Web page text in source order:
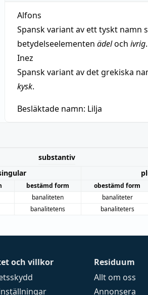
Alfons
Spansk variant av ett tyskt namn
betydelseelementen ädeloch ivrig.
Inez
Spansk variant av det grekiska
kysk.
Besläktade namn: Lilja
substantiv
bestämd form obestämd form
banaliteten banaliteter
banalitetens banaliteters
och villkor
Residuum
Allt om oss
Annonsera